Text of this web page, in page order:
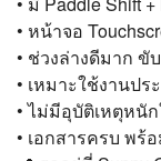
• หน้าจอ
• ช่วงล่างดีมาก ขั
• เหมาะใช้งานป
• ไม่มีอุบัติเหตุหนั
• เอกสารครบ พร้